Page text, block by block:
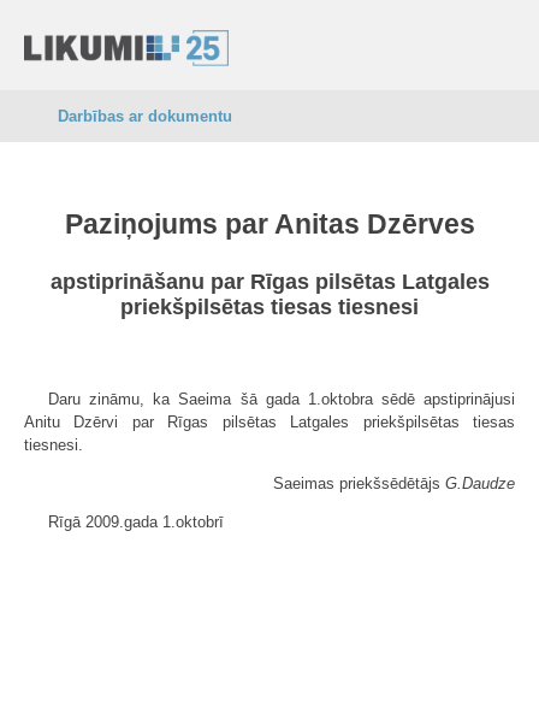
Darbības ar dokumentu
Paziņojums par Anitas Dzērves
apstiprināšanu par Rīgas pilsētas Latgales
priekšpilsētas tiesas tiesnesi
Daru zināmu, ka Saeima šā gada 1.oktobra sēdē apstiprinājusi
Anitu Dzērvi par Rīgas pilsētas Latgales priekšpilsētas tiesas
tiesnesi.
Saeimas priekšsēdētājs G.Daudze
Rīgā 2009.gada 1.oktobrī